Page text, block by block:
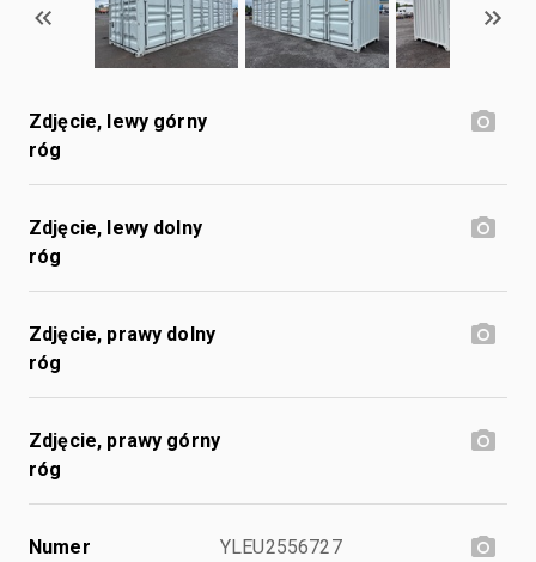
Zdjęcie, lewy górny
róg
Zdjęcie, lewy dolny
róg
Zdjęcie, prawy dolny
róg
Zdjęcie, prawy górny
róg
Numer
YLEU2556727